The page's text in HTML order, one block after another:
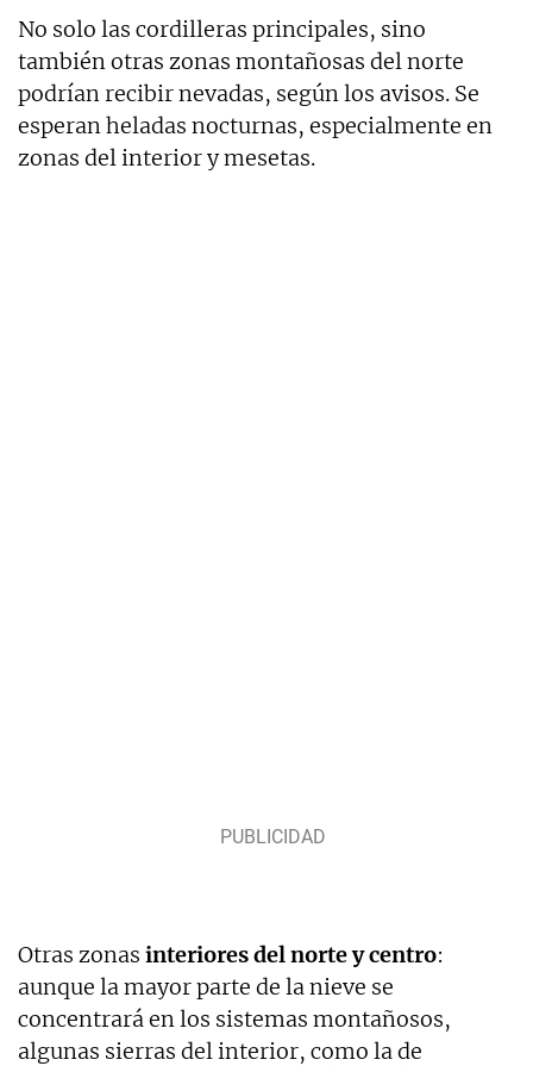
No solo las cordilleras principales, sino
también otras zonas montañosas del norte
podrían recibir nevadas, según los avisos. Se
esperan heladas nocturnas, especialmente en
zonas del interior y mesetas.
Otras zonas interiores del norte y centro:
aunque la mayor parte de la nieve se
concentrará en los sistemas montañosos,
algunas sierras del interior, como la de